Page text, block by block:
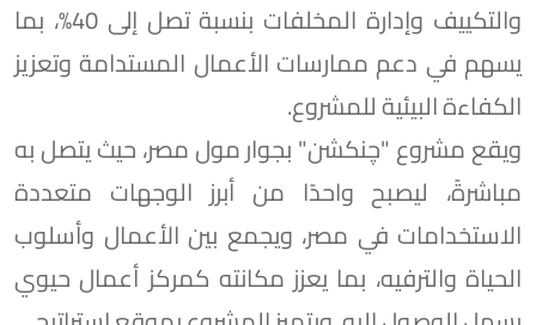
والتكييف وإدارة المخلفات بنسبة تصل إلى 40%، بما
يسهم في دعم ممارسات الأعمال المستدامة وتعزيز
الكفاءة البيئية للمشروع.
ويقع مشروع "چنكشن" بجوار مول مصر، حيث يتصل به
مباشرةً، ليصبح واحدًا من أبرز الوجهات متعددة
الاستخدامات في مصر، ويجمع بين الأعمال وأسلوب
الحياة والترفيه، بما يعزز مكانته كمركز أعمال حيوي